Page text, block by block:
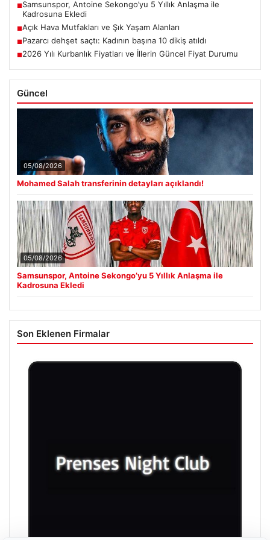
■Samsunspor, Antoine Sekongo’yu 5 Yıllık Anlaşma ile
Kadrosuna Ekledi
■Açık Hava Mutfakları ve Şık Yaşam Alanları
■Pazarcı dehşet saçtı: Kadının başına 10 dikiş atıldı
■2026 Yılı Kurbanlık Fiyatları ve İllerin Güncel Fiyat Durumu
Güncel
05/08/2026
Mohamed Salah transferinin detayları açıklandı!
05/08/2026
Samsunspor, Antoine Sekongo’yu 5 Yıllık Anlaşma ile
Kadrosuna Ekledi
Son Eklenen Firmalar